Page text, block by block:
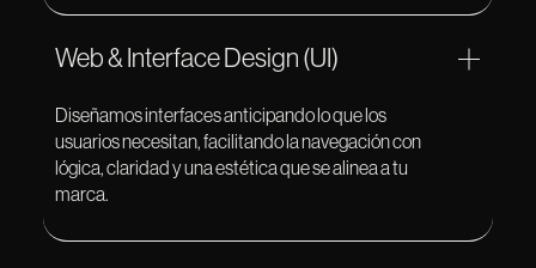
Web & Interface Design (UI)
Diseñamos interfaces anticipando lo que los
usuarios necesitan, facilitando la navegación con
lógica, claridad y una estética que se alinea a tu
marca.